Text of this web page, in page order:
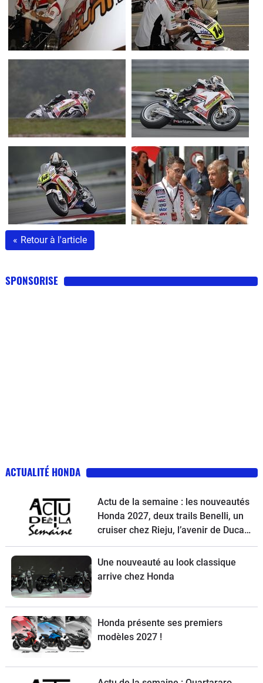
« Retour à l'article
SPONSORISE
ACTUALITÉ HONDA
Actu de la semaine : les nouveautés
Honda 2027, deux trails Benelli, un
cruiser chez Rieju, l’avenir de Ducati
et la Norton Atlas à l’essai
Une nouveauté au look classique
arrive chez Honda
Honda présente ses premiers
modèles 2027 !